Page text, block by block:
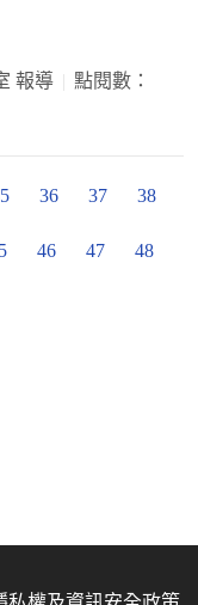
報導
點閱數：
36 37 38
46 47 48